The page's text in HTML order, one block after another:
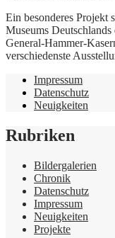
Ein besonderes Projekt
Museums
General-Hammer-
verschiedenste
Impressum
Datenschutz
Neuigkeiten
Rubriken
Bildergalerien
Chronik
Datenschutz
Impressum
Neuigkeiten
Projekte